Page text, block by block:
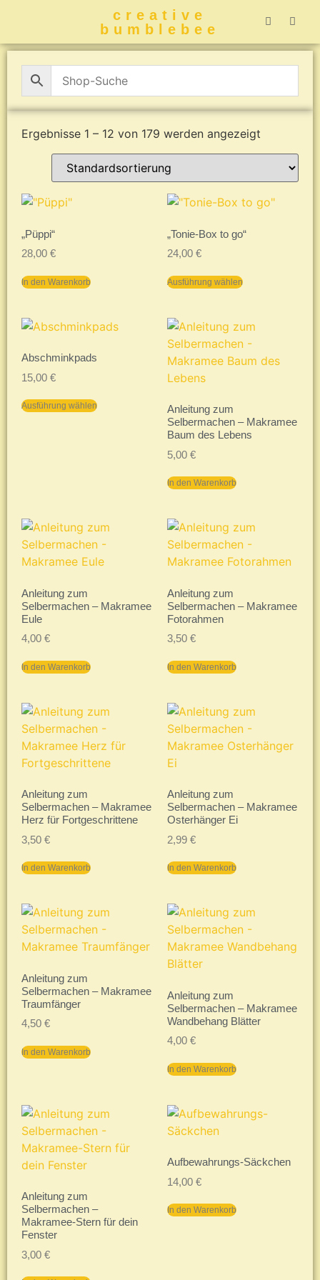
creative
bumblebee
Ergebnisse 1 – 12 von 179 werden angezeigt
„Püppi“
28,00 €
In den Warenkorb
„Tonie-Box to go“
24,00 €
Ausführung wählen
Abschminkpads
15,00 €
Ausführung wählen
Anleitung zum
Selbermachen – Makramee
Baum des Lebens
5,00 €
In den Warenkorb
Anleitung zum
Selbermachen – Makramee
Eule
4,00 €
In den Warenkorb
Anleitung zum
Selbermachen – Makramee
Fotorahmen
3,50 €
In den Warenkorb
Anleitung zum
Selbermachen – Makramee
Herz für Fortgeschrittene
3,50 €
In den Warenkorb
Anleitung zum
Selbermachen – Makramee
Osterhänger Ei
2,99 €
In den Warenkorb
Anleitung zum
Selbermachen – Makramee
Traumfänger
4,50 €
In den Warenkorb
Anleitung zum
Selbermachen – Makramee
Wandbehang Blätter
4,00 €
In den Warenkorb
Anleitung zum
Selbermachen –
Makramee-Stern für dein
Fenster
3,00 €
Aufbewahrungs-Säckchen
14,00 €
In den Warenkorb